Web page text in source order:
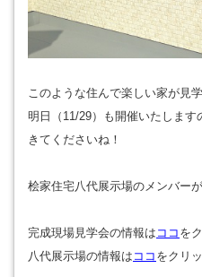
このような住んで楽しい家が見
明日（11/29）も開催いたしま
きてくださいね！
桧家住宅八代展示場のメンバー
完成現場見学会の情報は ココ を
八代展示場の情報は ココ をクリ